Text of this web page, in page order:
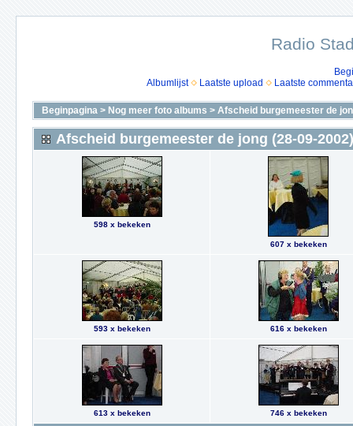
Radio
Albumlijst
Laatste upload Laatste
Beginpagina > Nog meer foto albums > Afscheid burgemeester de
Afscheid burgemeester de jong (28-09-2002)
598 x bekeken
607 x bekeken
593 x bekeken 616 x bekeken
613 x bekeken 746 x bekeken